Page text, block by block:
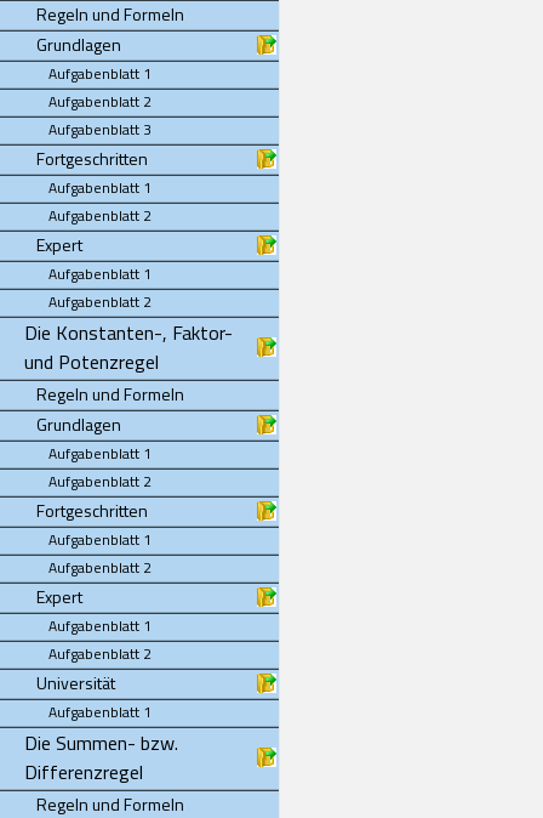
Regeln und Formeln
Grundlagen
Aufgabenblatt 1
Aufgabenblatt 2
Aufgabenblatt 3
Fortgeschritten
Aufgabenblatt 1
Aufgabenblatt 2
Expert
Aufgabenblatt 1
Aufgabenblatt 2
Die Konstanten-, Faktor-
und Potenzregel
Regeln und Formeln
Grundlagen
Aufgabenblatt 1
Aufgabenblatt 2
Fortgeschritten
Aufgabenblatt 1
Aufgabenblatt 2
Expert
Aufgabenblatt 1
Aufgabenblatt 2
Universität
Aufgabenblatt 1
Die Summen- bzw.
Differenzregel
Regeln und Formeln